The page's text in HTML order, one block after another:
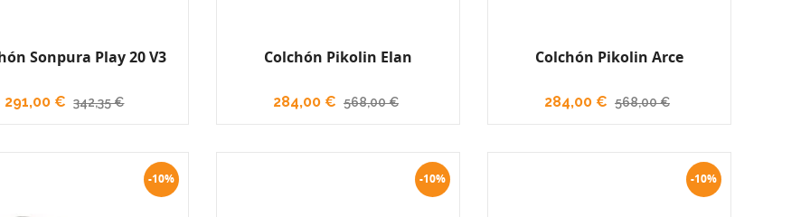
Sonpura Play 20 V3
291,00 € 342,35 €
Colchón Pikolin Elan
284,00 € 568,00 €
Colchón Pikolin Arce
284,00 € 568,00 €
-10% -10% -10%